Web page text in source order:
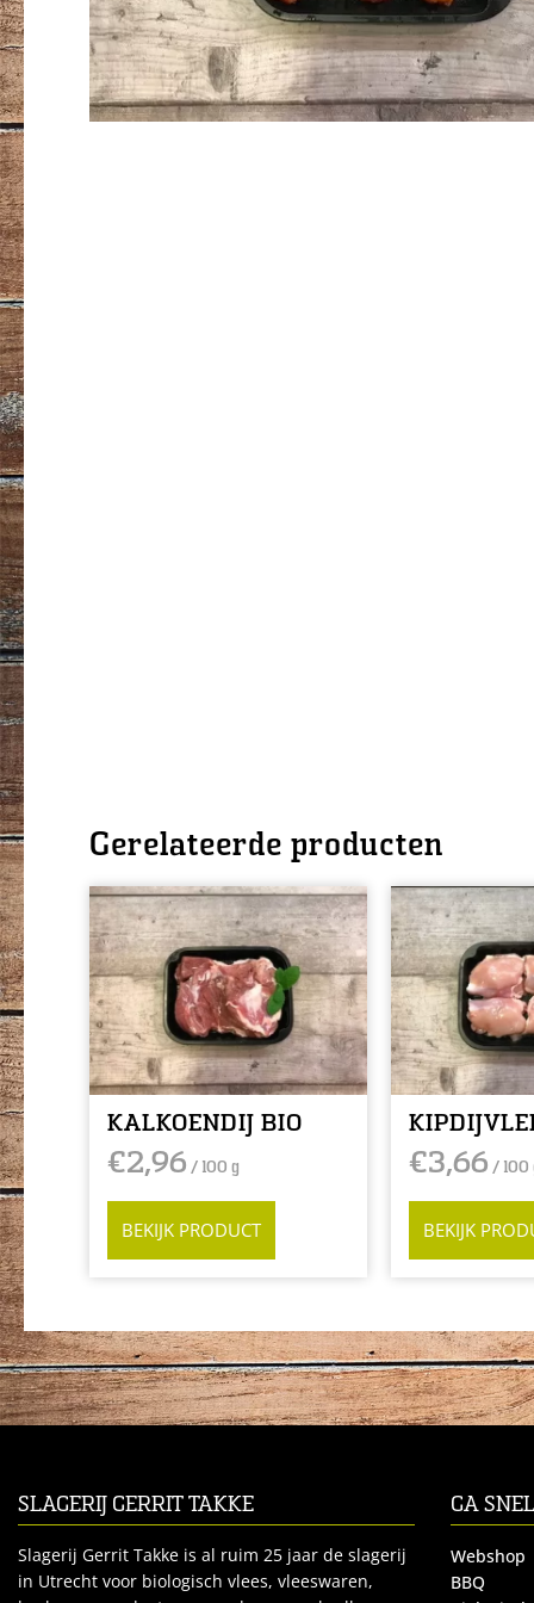
Gerelateerde producten
KALKOENDIJ BIO
€2,96 / 100 g
BEKIJK PRODUCT
€3,66 / 100
BEKIJK
SLAGERIJ GERRIT TAKKE
Slagerij Gerrit Takke is al ruim 25 jaar de slagerij
in Utrecht voor biologisch vlees, vleeswaren,
GA
Webshop
BBQ